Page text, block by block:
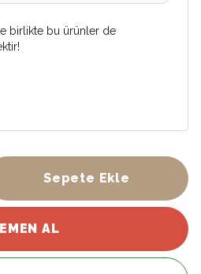
birlikte bu ürünler de
Sepete Ekle
AL